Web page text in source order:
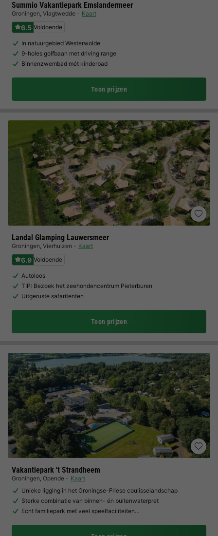
Summio Vakantiepark Emslandermeer
Groningen, Vlagtwedde Kaart
6.5 Voldoende
In natuurgebied Westerwolde
9-holes golfbaan met driving range
Binnenzwembad mét kinderbad
Toon prijzen
Landal Glamping Lauwersmeer
Groningen, Vierhuizen Kaart
6.9 Voldoende
Autoloos
TIP: Bezoek het zeehondencentrum Pieterburen
Uitgeruste safaritenten
Toon prijzen
Vakantiepark 't Strandheem
Groningen, Opende
Kaart
Unieke ligging in het Groningse-Friese coulisselandschap
Sterke combinatie van binnen- én buitenwaterpret
Echt familiepark met veel speelfaciliteiten…